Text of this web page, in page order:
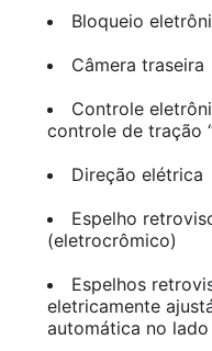
Bloqueio
Câmera traseira
Controle
controle de tração
Direção elétrica
Espelho
(eletrocrômico)
Espelhos
eletricamente
automática no